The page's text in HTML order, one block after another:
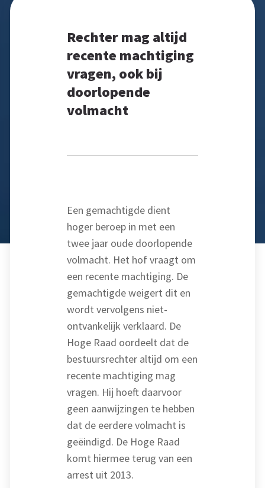
Rechter mag altijd
recente machtiging
vragen, ook bij
doorlopende
volmacht
Een gemachtigde dient
hoger beroep in met een
twee jaar oude doorlopende
volmacht. Het hof vraagt om
een recente machtiging. De
gemachtigde weigert dit en
wordt vervolgens niet-
ontvankelijk verklaard. De
Hoge Raad oordeelt dat de
bestuursrechter altijd om een
recente machtiging mag
vragen. Hij hoeft daarvoor
geen aanwijzingen te hebben
dat de eerdere volmacht is
geëindigd. De Hoge Raad
komt hiermee terug van een
arrest uit 2013.